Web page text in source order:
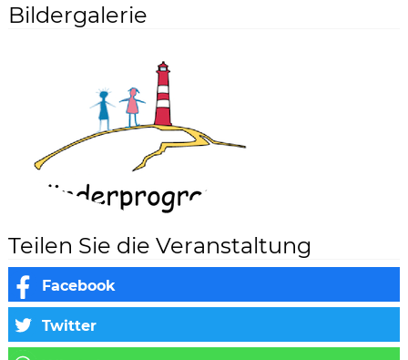
Bildergalerie
Teilen Sie die Veranstaltung